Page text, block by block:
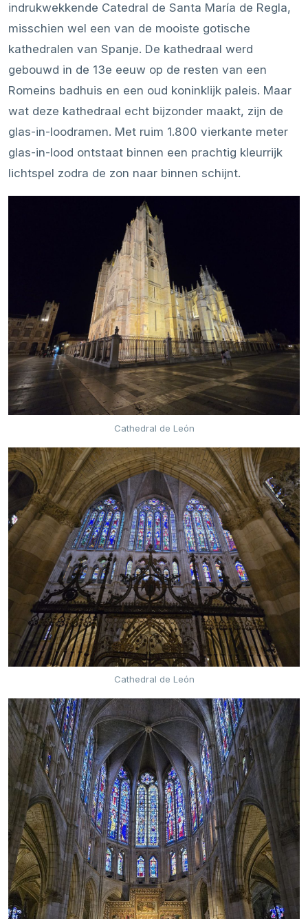
indrukwekkende Catedral de Santa María de Regla,
misschien wel een van de mooiste gotische
kathedralen van Spanje. De kathedraal werd
gebouwd in de 13e eeuw op de resten van een
Romeins badhuis en een oud koninklijk paleis. Maar
wat deze kathedraal echt bijzonder maakt, zijn de
glas-in-loodramen. Met ruim 1.800 vierkante meter
glas-in-lood ontstaat binnen een prachtig kleurrijk
lichtspel zodra de zon naar binnen schijnt.
Cathedral de León
Cathedral de León